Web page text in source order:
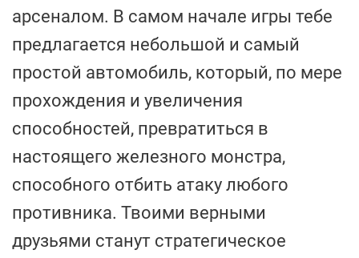
арсеналом. В самом начале игры тебе
предлагается небольшой и самый
простой автомобиль, который, по мере
прохождения и увеличения
способностей, превратиться в
настоящего железного монстра,
способного отбить атаку любого
противника. Твоими верными
друзьями станут стратегическое